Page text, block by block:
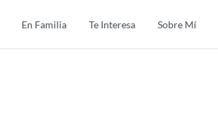
En Familia Te Interesa Sobre Mí